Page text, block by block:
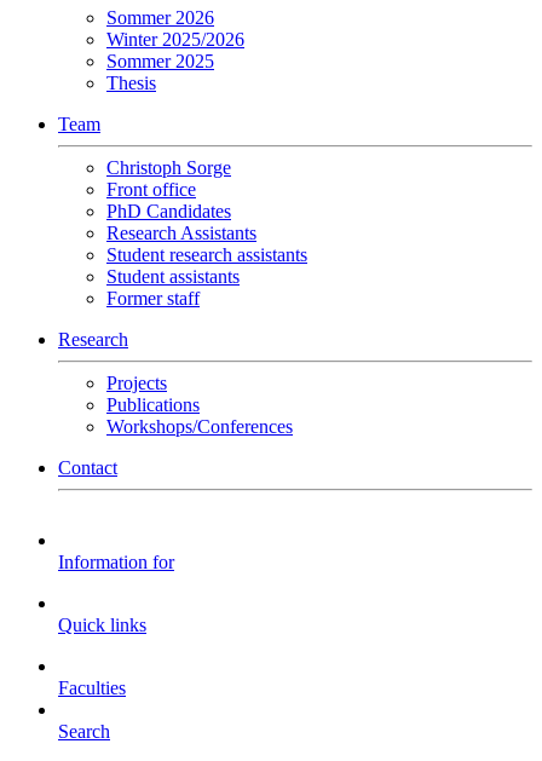
Sommer 2026
Winter 2025/2026
Sommer 2025
Thesis
Team
Christoph Sorge
Front office
PhD Candidates
Research Assistants
Student research assistants
Student assistants
Former staff
Research
Projects
Publications
Workshops/Conferences
Contact
Information for
Quick links
Faculties
Search